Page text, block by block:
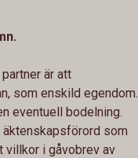
är att
som enskild egendom.
eventuell bodelning.
som
villkor i gåvobrev av